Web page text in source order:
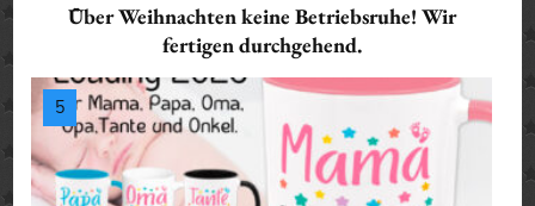
Über Weihnachten keine Betriebsruhe! Wir
fertigen durchgehend.